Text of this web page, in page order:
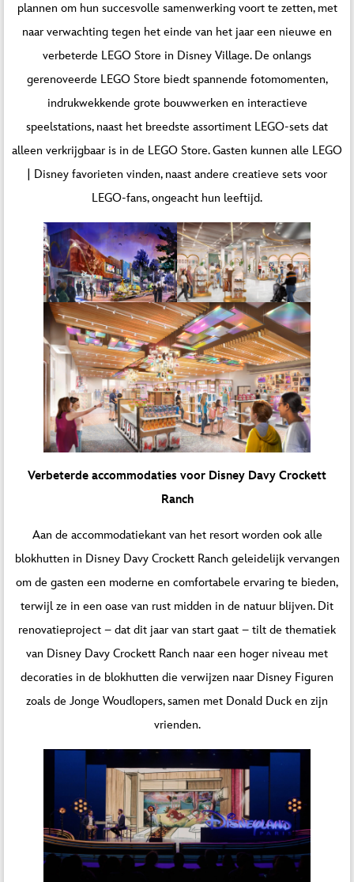
plannen om hun succesvolle samenwerking voort te zetten, met
naar verwachting tegen het einde van het jaar een nieuwe en
verbeterde LEGO Store in Disney Village. De onlangs
gerenoveerde LEGO Store biedt spannende fotomomenten,
indrukwekkende grote bouwwerken en interactieve
speelstations, naast het breedste assortiment LEGO-sets dat
alleen verkrijgbaar is in de LEGO Store. Gasten kunnen alle LEGO
| Disney favorieten vinden, naast andere creatieve sets voor
LEGO-fans, ongeacht hun leeftijd.
Verbeterde accommodaties voor Disney Davy Crockett
Ranch
Aan de accommodatiekant van het resort worden ook alle
blokhutten in Disney Davy Crockett Ranch geleidelijk vervangen
om de gasten een moderne en comfortabele ervaring te bieden,
terwijl ze in een oase van rust midden in de natuur blijven. Dit
renovatieproject – dat dit jaar van start gaat – tilt de thematiek
van Disney Davy Crockett Ranch naar een hoger niveau met
decoraties in de blokhutten die verwijzen naar Disney Figuren
zoals de Jonge Woudlopers, samen met Donald Duck en zijn
vrienden.